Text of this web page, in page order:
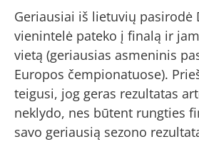
Geriausiai iš lietuvių pasirodė
vienintelė pateko į finalą ir
vietą (geriausias asmeninis
Europos čempionatuose).
teigusi, jog geras rezultatas
neklydo, nes būtent rungties
savo geriausią sezono